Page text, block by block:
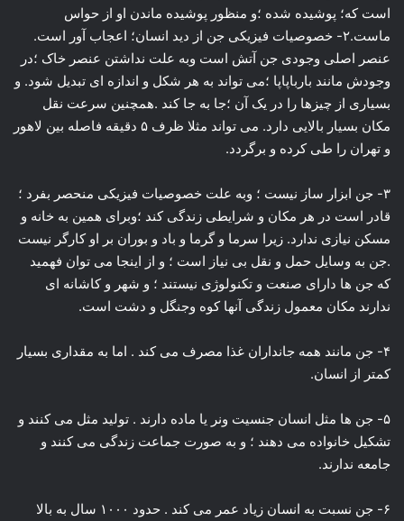
است که؛ پوشیده شده ؛و منظور پوشیده ماندن او از حواس
ماست.۲- خصوصیات فیزیکی جن از دید انسان؛ اعجاب آور است.
عنصر اصلی وجودی جن آتش است وبه علت نداشتن عنصر خاک ؛در
وجودش مانند بارباپاپا ؛می تواند به هر شکل و اندازه ای تبدیل شود. و
بسیاری از چیزها را در یک آن ؛جا به جا کند .همچنین سرعت نقل
مکان بسیار بالایی دارد. می تواند مثلا ظرف ۵ دقیقه فاصله بین لاهور
و تهران را طی کرده و برگردد.
۳- جن ابزار ساز نیست ؛ وبه علت خصوصیات فیزیکی منحصر بفرد ؛
قادر است در هر مکان و شرایطی زندگی کند ؛وبرای همین به خانه و
مسکن نیازی ندارد. زیرا سرما و گرما و باد و بوران بر او کارگر نیست
.جن به وسایل حمل و نقل بی نیاز است ؛ و از اینجا می توان فهمید
که جن ها دارای صنعت و تکنولوژی نیستند ؛ و شهر و کاشانه ای
ندارند مکان معمول زندگی آنها کوه وجنگل و دشت است.
۴- جن مانند همه جانداران غذا مصرف می کند . اما به مقداری بسیار
کمتر از انسان.
۵- جن ها مثل انسان جنسیت ونر یا ماده دارند . تولید مثل می کنند و
تشکیل خانواده می دهند ؛ و به صورت جماعت زندگی می کنند و
جامعه ندارند.
۶- جن نسبت به انسان زیاد عمر می کند . حدود ۱۰۰۰ سال به بالا